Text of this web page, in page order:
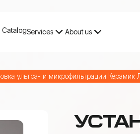
CatalogServices About us
Small volume filtration
ультра- и микрофильтрации Керамик